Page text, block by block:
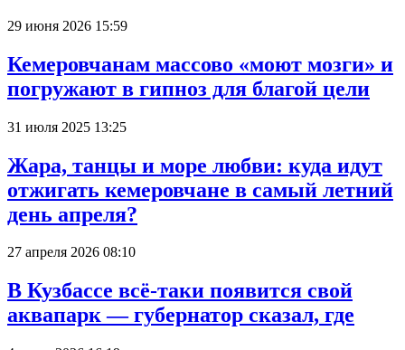
29 июня 2026 15:59
Кемеровчанам массово «моют мозги» и
погружают в гипноз для благой цели
31 июля 2025 13:25
Жара, танцы и море любви: куда идут
отжигать кемеровчане в самый летний
день апреля?
27 апреля 2026 08:10
В Кузбассе всё-таки появится свой
аквапарк — губернатор сказал, где